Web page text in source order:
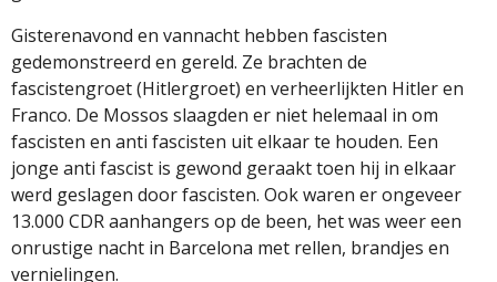
Gisterenavond en vannacht hebben fascisten
gedemonstreerd en gereld. Ze brachten de
fascistengroet (Hitlergroet) en verheerlijkten Hitler en
Franco. De Mossos slaagden er niet helemaal in om
fascisten en anti fascisten uit elkaar te houden. Een
jonge anti fascist is gewond geraakt toen hij in elkaar
werd geslagen door fascisten. Ook waren er ongeveer
13.000 CDR aanhangers op de been, het was weer een
onrustige nacht in Barcelona met rellen, brandjes en
vernielingen.